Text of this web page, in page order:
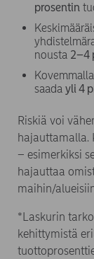
prosentin
nousta 2–4
saada yli 4
Riskiä voi
hajauttamalla.
– esimerkiksi
hajauttaa
maihin/
*Laskurin
kehittymistä